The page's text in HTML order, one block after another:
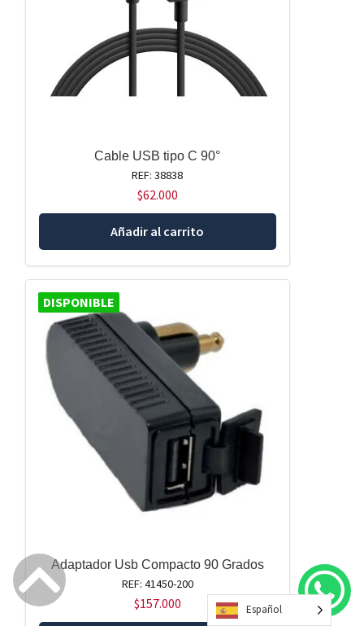
Cable USB tipo C 90°
REF: 38838
$62.000
Añadir al carrito
DISPONIBLE
Adaptador Usb Compacto 90 Grados
REF: 41450-200
$157.000 Español